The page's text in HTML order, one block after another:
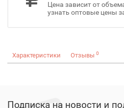
Цена зависит от
узнать оптовые цены
Характеристики Отзывы 0
Подписка на новости и